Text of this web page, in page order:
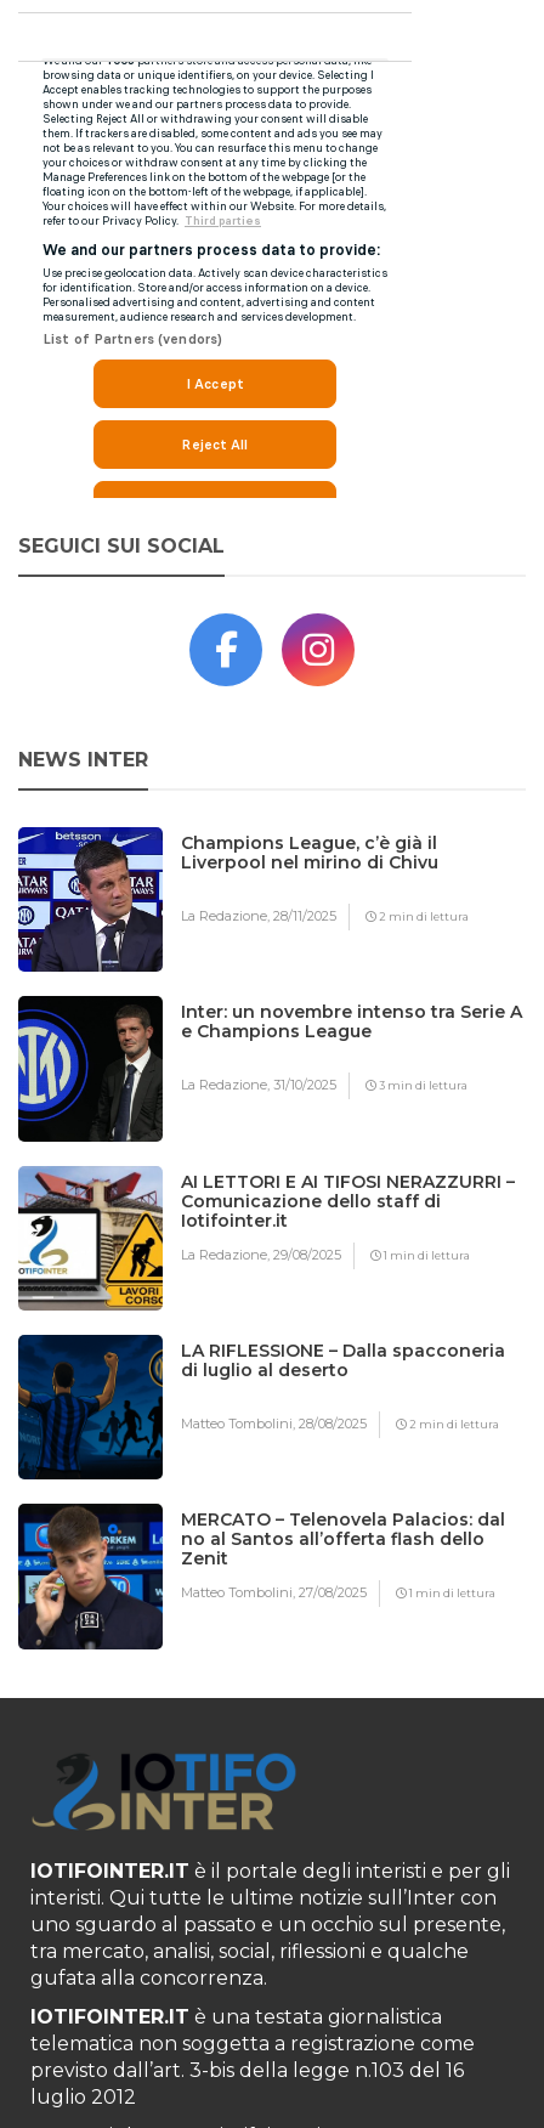
SEGUICI SUI SOCIAL
NEWS INTER
Champions League, c’è già il
Liverpool nel mirino di Chivu
La Redazione,28/11/2025 2 min di lettura
Inter: un novembre intenso tra Serie A
e Champions League
La Redazione,31/10/2025 3 min di lettura
AI LETTORI E AI TIFOSI NERAZZURRI –
Comunicazione dello staff di
Iotifointer.it
La Redazione,29/08/2025 1 min di lettura
LA RIFLESSIONE – Dalla spacconeria
di luglio al deserto
Matteo Tombolini,28/08/2025 2 min di lettura
MERCATO – Telenovela Palacios: dal
no al Santos all’offerta flash dello
Zenit
Matteo Tombolini,27/08/2025 1 min di lettura
IOTIFOINTER.IT è il portale degli interisti e per gli
interisti. Qui tutte le ultime notizie sull’Inter con
uno sguardo al passato e un occhio sul presente,
tra mercato, analisi, social, riflessioni e qualche
gufata alla concorrenza.
IOTIFOINTER.IT è una testata giornalistica
telematica non soggetta a registrazione come
previsto dall’art. 3-bis della legge n.103 del 16
luglio 2012